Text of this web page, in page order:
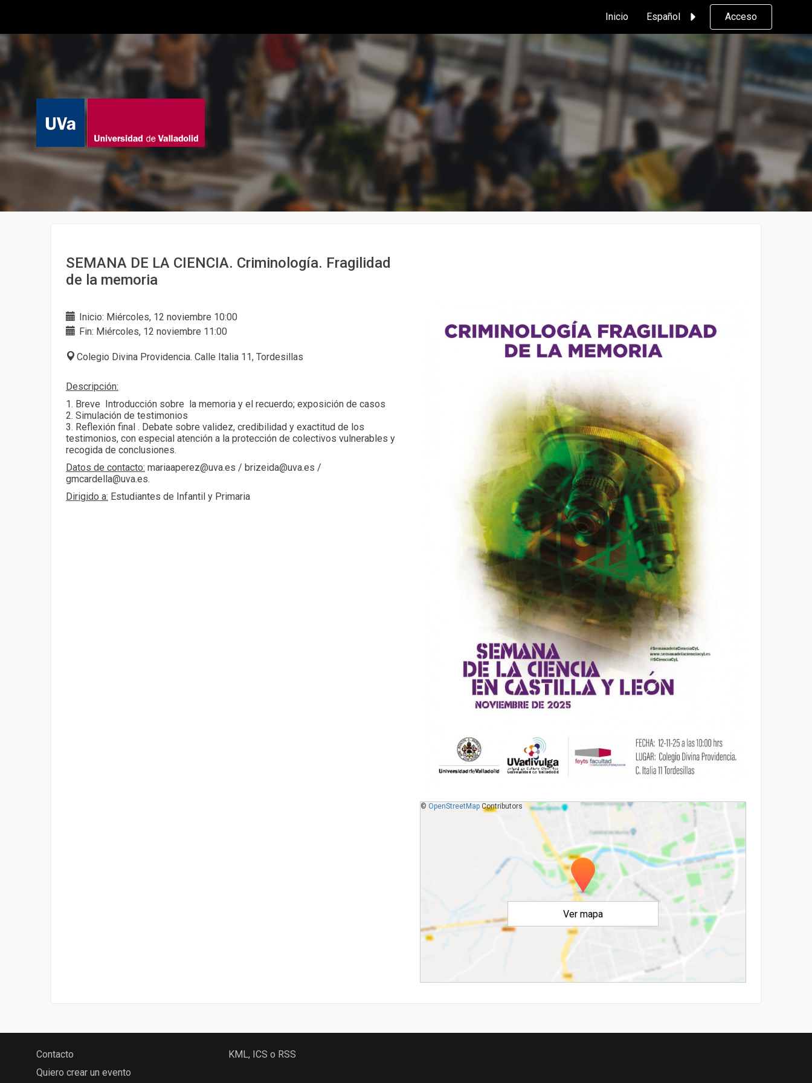
Inicio Español Acceso
SEMANA DE LA CIENCIA. Criminología. Fragilidad
de la memoria
Inicio: Miércoles, 12 noviembre 10:00
Fin: Miércoles, 12 noviembre 11:00
Colegio Divina Providencia. Calle Italia 11, Tordesillas
Descripción:
1. Breve Introducción sobre la memoria y el recuerdo; exposición de casos
2. Simulación de testimonios
3. Reflexión final . Debate sobre validez, credibilidad y exactitud de los
testimonios, con especial atención a la protección de colectivos vulnerables y
recogida de conclusiones.
Datos de contacto: mariaaperez@uva.es / brizeida@uva.es /
gmcardella@uva.es.
Dirigido a: Estudiantes de Infantil y Primaria
Ver mapa
© OpenStreetMapContributors
Contacto
Quiero crear un evento
KML, ICS o RSS